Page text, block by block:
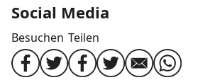
Social Media
Besuchen Teilen